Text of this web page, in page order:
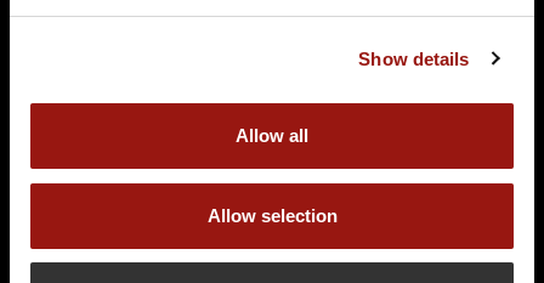
Show details
Allow all
Allow selection
8010 Graz
109,90 €
Tickets kaufen